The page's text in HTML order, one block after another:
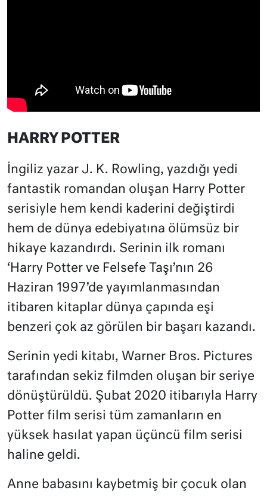
HARRY POTTER
İngiliz yazar J. K. Rowling, yazdığı yedi
fantastik romandan oluşan Harry Potter
serisiyle hem kendi kaderini değiştirdi
hem de dünya edebiyatına ölümsüz bir
hikaye kazandırdı. Serinin ilk romanı
‘Harry Potter ve Felsefe Taşı’nın 26
Haziran 1997’de yayımlanmasından
itibaren kitaplar dünya çapında eşi
benzeri çok az görülen bir başarı kazandı.
Serinin yedi kitabı, Warner Bros. Pictures
tarafından sekiz filmden oluşan bir seriye
dönüştürüldü. Şubat 2020 itibarıyla Harry
Potter film serisi tüm zamanların en
yüksek hasılat yapan üçüncü film serisi
haline geldi.
Anne babasını kaybetmiş bir çocuk olan